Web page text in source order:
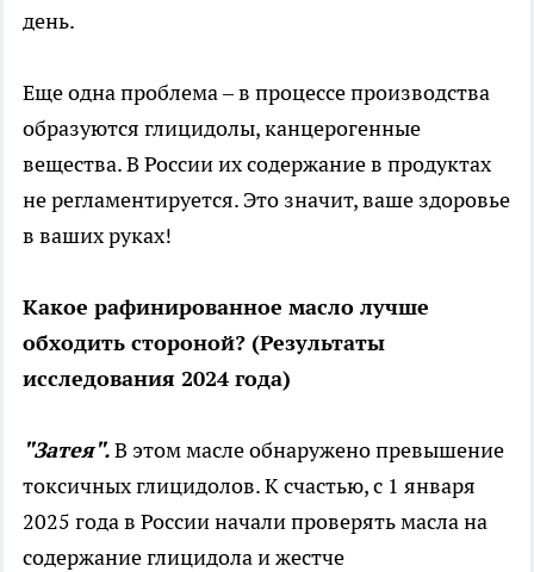
день.
Еще одна проблема – в процессе производства
образуются глицидолы, канцерогенные
вещества. В России их содержание в продуктах
не регламентируется. Это значит, ваше здоровье
в ваших руках!
Какое рафинированное масло лучше
обходить стороной? (Результаты
исследования 2024 года)
"Затея".В этом масле обнаружено превышение
токсичных глицидолов. К счастью, с 1 января
2025 года в России начали проверять масла на
содержание глицидола и жестче